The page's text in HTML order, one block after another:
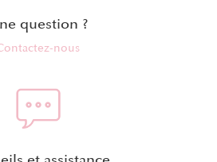
question ?
nous